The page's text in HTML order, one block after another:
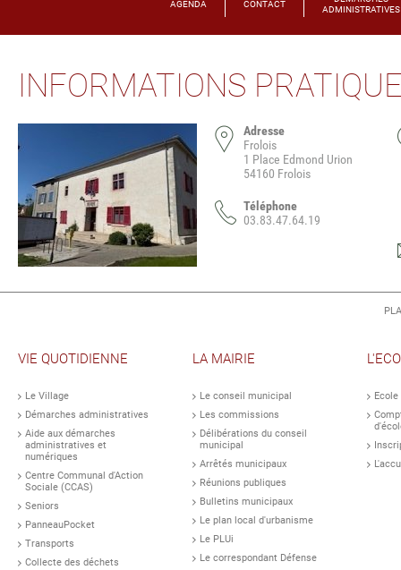
AGENDA CONTACT
ADMINISTRATIVES
INFORMATIONS
Adresse
Frolois
1 Place Edmond Urion
54160 Frolois
Téléphone
03.83.47.64.19
VIE QUOTIDIENNE
Le Village
Démarches administratives
Aide aux démarches
administratives et
numériques
Centre Communal d'Action
Sociale (CCAS)
Seniors
PanneauPocket
Transports
Collecte des déchets
LA MAIRIE
Le conseil municipal
Les commissions
Délibérations du conseil
municipal
Arrêtés municipaux
Réunions publiques
Bulletins municipaux
Le plan local d'urbanisme
Le PLUi
Le correspondant Défense